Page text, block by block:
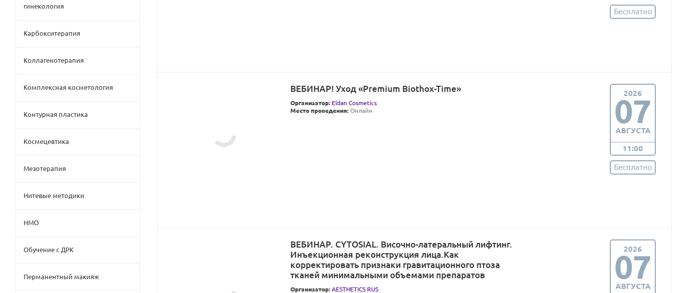
Бесплатно
ВЕБИНАР! Уход «Premium Biothox-Time»
Организатор: Eldan Cosmetics
Место проведения: Онлайн
2026
07
АВГУСТА
11:00
Бесплатно
ВЕБИНАР. CYTOSIAL. Височно-латеральный лифтинг.
Инъекционная реконструкция лица.Как
корректировать признаки гравитационного птоза
тканей минимальными объемами препаратов
Организатор: AESTHETICS RUS
2026
07
АВГУСТА
гинекология
Карбокситерапия
Коллагенотерапия
Комплексная косметология
Контурная пластика
Космецевтика
Мезотерапия
Нитевые методики
НМО
Обучение с ДРК
Перманентный макияж